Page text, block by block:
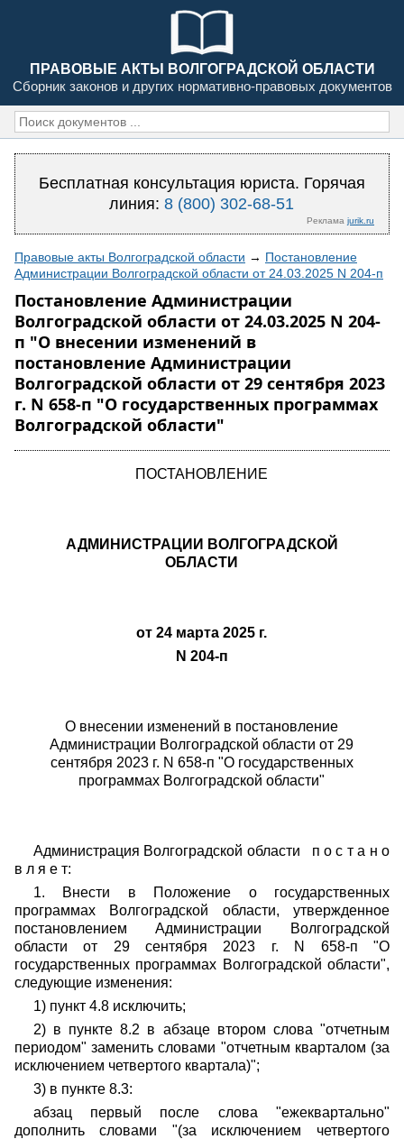
ПРАВОВЫЕ АКТЫ ВОЛГОГРАДСКОЙ ОБЛАСТИ
Сборник законов и других нормативно-правовых документов
Бесплатная консультация юриста. Горячая
линия:8 (800) 302-68-51
Реклама jurik.ru
Правовые акты Волгоградской области → Постановление
Администрации Волгоградской области от 24.03.2025 N 204-п
Постановление Администрации
Волгоградской области от 24.03.2025 N 204-
п "О внесении изменений в
постановление Администрации
Волгоградской области от 29 сентября 2023
г. N 658-п "О государственных программах
Волгоградской области"
ПОСТАНОВЛЕНИЕ
АДМИНИСТРАЦИИ ВОЛГОГРАДСКОЙ
ОБЛАСТИ
от 24 марта 2025 г.
N 204-п
О внесении изменений в постановление
Администрации Волгоградской области от 29
сентября 2023 г. N 658-п "О государственных
программах Волгоградской области"
Администрация Волгоградской области п о с т а н о
в л я е т:
1. Внести в Положение о государственных
программах Волгоградской области, утвержденное
постановлением Администрации Волгоградской
области от 29 сентября 2023 г. N 658-п "О
государственных программах Волгоградской области",
следующие изменения:
1) пункт 4.8 исключить;
2) в пункте 8.2 в абзаце втором слова "отчетным
периодом" заменить словами "отчетным кварталом (за
исключением четвертого квартала)";
3) в пункте 8.3:
абзац первый после слова "ежеквартально"
дополнить словами "(за исключением четвертого